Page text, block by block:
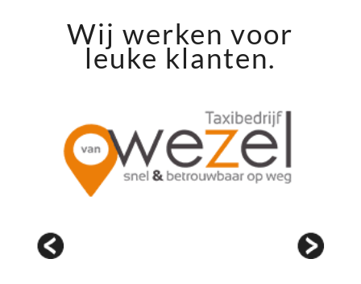
Wij werken voor
leuke klanten.